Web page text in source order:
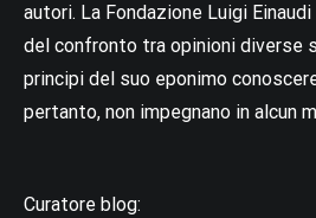
autori. La Fondazione Luigi
del confronto tra opinioni diverse
principi del suo eponimo
pertanto, non impegnano in alcun
Curatore blog: